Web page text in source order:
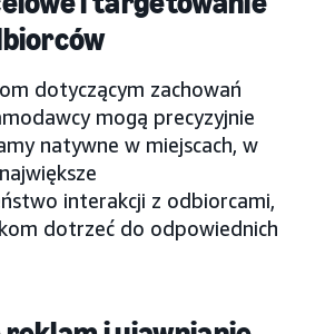
dotyczącym zachowań
mogą precyzyjnie
natywne w miejscach, w
interakcji z odbiorcami,
dotrzeć do odpowiednich